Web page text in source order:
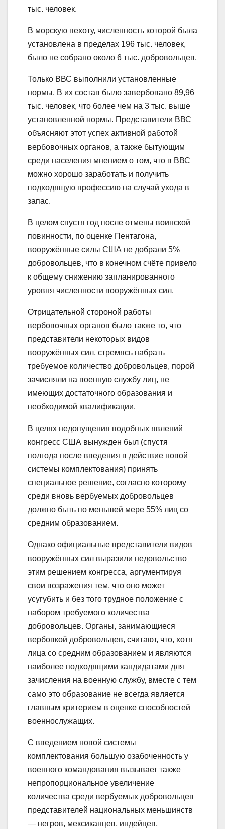
тыс. человек.
В морскую пехоту, численность которой была
установлена в пределах 196 тыс. человек,
было не собрано около 6 тыс. добровольцев.
Только ВВС выполнили установленные
нормы. В их состав было завербовано 89,96
тыс. человек, что более чем на 3 тыс. выше
установленной нормы. Представители ВВС
объясняют этот успех активной работой
вербовочных органов, а также бытующим
среди населения мнением о том, что в ВВС
можно хорошо заработать и получить
подходящую профессию на случай ухода в
запас.
В целом спустя год после отмены воинской
повинности, по оценке Пентагона,
вооружённые силы США не добрали 5%
добровольцев, что в конечном счёте привело
к общему снижению запланированного
уровня численности вооружённых сил.
Отрицательной стороной работы
вербовочных органов было также то, что
представители некоторых видов
вооружённых сил, стремясь набрать
требуемое количество добровольцев, порой
зачисляли на военную службу лиц, не
имеющих достаточного образования и
необходимой квалификации.
В целях недопущения подобных явлений
конгресс США вынужден был (спустя
полгода после введения в действие новой
системы комплектования) принять
специальное решение, согласно которому
среди вновь вербуемых добровольцев
должно быть по меньшей мере 55% лиц со
средним образованием.
Однако официальные представители видов
вооружённых сил выразили недовольство
этим решением конгресса, аргументируя
свои возражения тем, что оно может
усугубить и без того трудное положение с
набором требуемого количества
добровольцев. Органы, занимающиеся
вербовкой добровольцев, считают, что, хотя
лица со средним образованием и являются
наиболее подходящими кандидатами для
зачисления на военную службу, вместе с тем
само это образование не всегда является
главным критерием в оценке способностей
военнослужащих.
С введением новой системы
комплектования большую озабоченность у
военного командования вызывает также
непропорциональное увеличение
количества среди вербуемых добровольцев
представителей национальных меньшинств
— негров, мексиканцев, индейцев,